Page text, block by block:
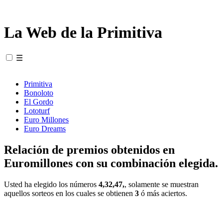
La Web de la Primitiva
☰
Primitiva
Bonoloto
El Gordo
Lototurf
Euro Millones
Euro Dreams
Relación de premios obtenidos en
Euromillones con su combinación elegida.
Usted ha elegido los números 4,32,47,, solamente se muestran
aquellos sorteos en los cuales se obtienen 3 ó más aciertos.